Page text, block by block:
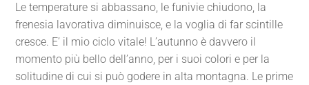
Le temperature si abbassano, le funivie chiudono, la
frenesia lavorativa diminuisce, e la voglia di far scintille
cresce. E’ il mio ciclo vitale! L’autunno è davvero il
momento più bello dell’anno, per i suoi colori e per la
solitudine di cui si può godere in alta montagna. Le prime